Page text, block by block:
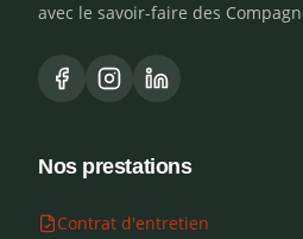
avec le savoir-faire des
Nos prestations
Contrat d'entretien